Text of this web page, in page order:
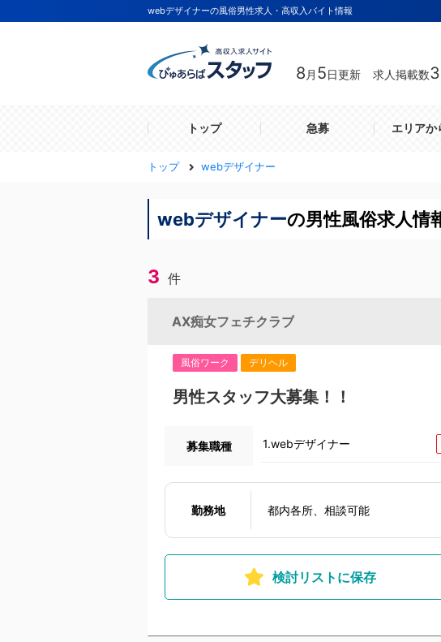
webデザイナーの風俗男性求人・高収入バイト情報
8 月 5日更新 求人掲載数
トップ 急募 エリアか
トップ webデザイナー
webデザイナーの男性風俗求人
3 件
AX痴女フェチクラブ
風俗ワーク デリヘル
男性スタッフ大募集！！
募集職種 1.webデザイナー
勤務地 都内各所、相談可能
検討リストに保存